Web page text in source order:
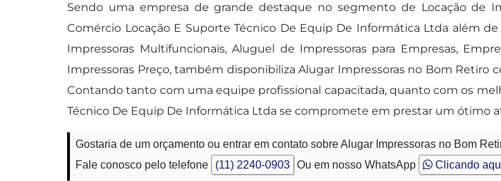
Sendo uma empresa de grande destaque no segmento de Locação de
Comércio Locação E Suporte Técnico De Equip De Informática Ltda além
Impressoras Multifuncionais, Aluguel de Impressoras para Empresas,
Impressoras Preço, também disponibiliza Alugar Impressoras no Bom
Contando tanto com uma equipe profissional capacitada, quanto com os
Técnico De Equip De Informática Ltda se compromete em prestar um ótimo
Gostaria de um orçamento ou entrar em contato sobre Alugar Impressoras no Bom
Fale conosco pelo telefone
(11) 2240-0903 Ou em nosso WhatsApp Clicando